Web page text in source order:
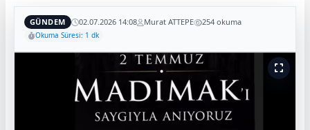
GÜNDEM 02.07.2026 14:08 Murat ATTEPE 254 okuma
Okuma Süresi: 1 dk